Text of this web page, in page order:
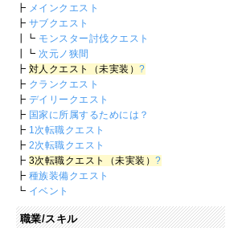
┣ メインクエスト
┣ サブクエスト
┃┗ モンスター討伐クエスト
┃┗ 次元ノ狭間
┣ 対人クエスト（未実装）?
┣ クランクエスト
┣ デイリークエスト
┣ 国家に所属するためには？
┣ 1次転職クエスト
┣ 2次転職クエスト
┣ 3次転職クエスト（未実装）?
┣ 種族装備クエスト
┗ イベント
職業/スキル